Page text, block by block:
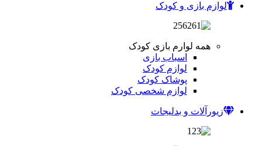
لوازم بازی و کودک
همه لوارم بازی کودک
اسباب بازی
لوازم کودک
پوشاک کودک
لوازم شخصی کودک
زیورآلات و بدلیجات